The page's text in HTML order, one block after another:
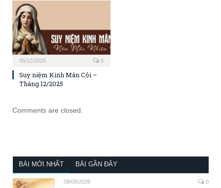
05/12/2025 0
Suy niệm Kinh Mân Côi –
Tháng 12/2025
Comments are closed.
BÀI MỚI NHẤT BÀI GẦN ĐÂY
08/08/2026 0